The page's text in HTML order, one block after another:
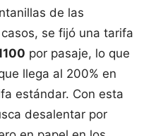
de las
se fijó una tarifa
por pasaje, lo que
llega al 200% en
estándar. Con esta
desalentar por